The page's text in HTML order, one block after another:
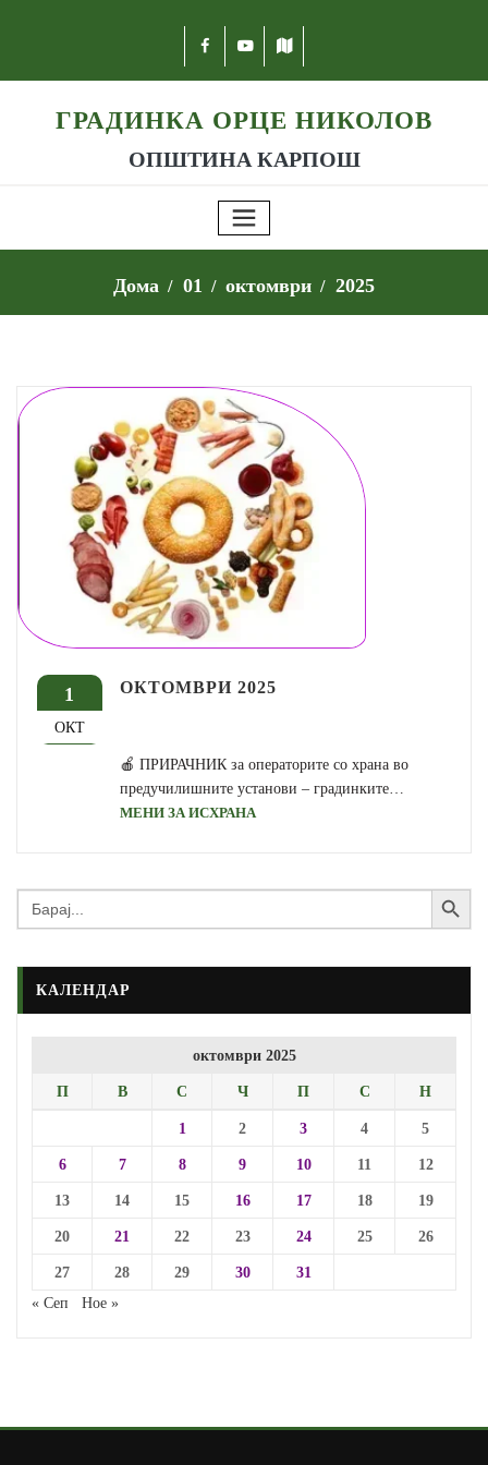
ГРАДИНКА ОРЦЕ НИКОЛОВ
ОПШТИНА КАРПОШ
Дома 01 октомври 2025
1
ОКТ
ОКТОМВРИ 2025
🍎 ПРИРАЧНИК за операторите со храна во
предучилишните установи – градинките…
МЕНИ ЗА ИСХРАНА
Search
for:
Search Button
КАЛЕНДАР
октомври 2025
П В С Ч П С Н
1 2 3 4 5
6 7 8 9 10 11 12
13 14 15 16 17 18 19
20 21 22 23 24 25 26
27 28 29 30
31
« Сеп
Ное »